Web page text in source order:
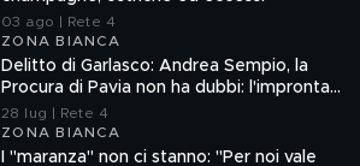
03 ago | Rete 4
ZONA BIANCA
Delitto di Garlasco: Andrea Sempio, la
Procura di Pavia non ha dubbi: l'impronta
33 è la pistola fumante
28 lug | Rete 4
ZONA BIANCA
I "maranza" non ci stanno: "Per noi vale